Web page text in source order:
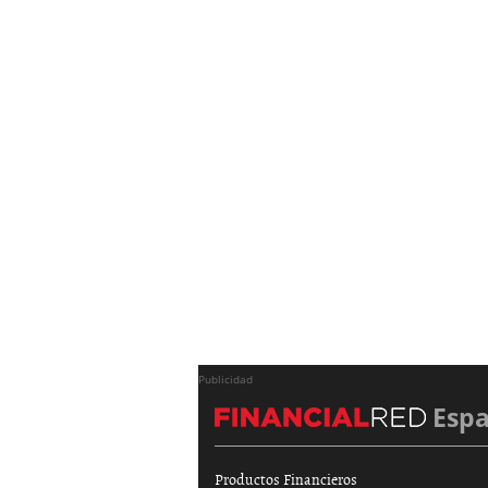
Publicidad
Productos Financieros